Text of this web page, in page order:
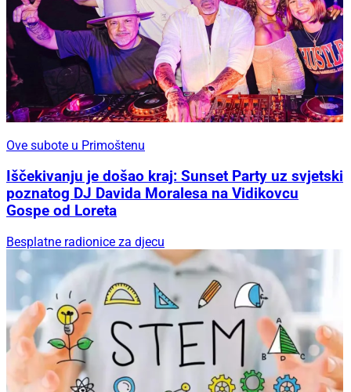
Ove subote u Primoštenu
Iščekivanju je došao kraj: Sunset Party uz svjetski
poznatog DJ Davida Moralesa na Vidikovcu
Gospe od Loreta
Besplatne radionice za djecu